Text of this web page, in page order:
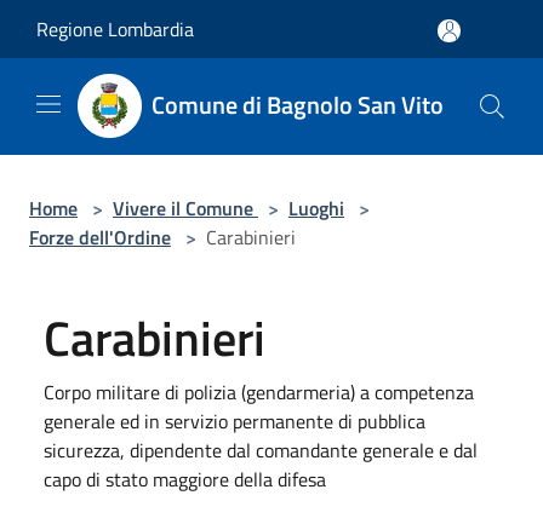
Regione Lombardia
Comune di Bagnolo San Vito
Home > Vivere il Comune > Luoghi >
Forze dell'Ordine > Carabinieri
Carabinieri
Corpo militare di polizia (gendarmeria) a competenza
generale ed in servizio permanente di pubblica
sicurezza, dipendente dal comandante generale e dal
capo di stato maggiore della difesa